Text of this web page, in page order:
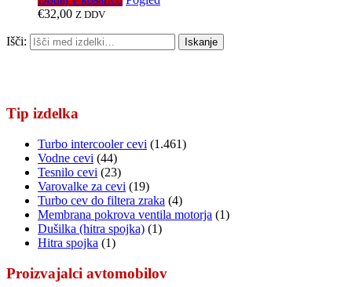
€32,00 Z DDV
Išči: Iskanje
Tip izdelka
Turbo intercooler cevi (1.461)
Vodne cevi (44)
Tesnilo cevi (23)
Varovalke za cevi (19)
Turbo cev do filtera zraka (4)
Membrana pokrova ventila motorja (1)
Dušilka (hitra spojka) (1)
Hitra spojka (1)
Proizvajalci avtomobilov